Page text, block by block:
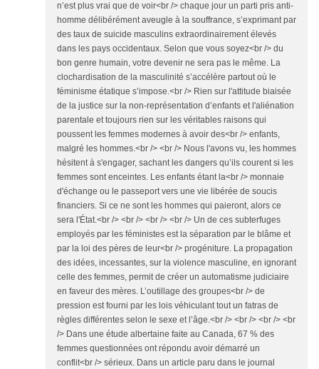
n’est plus vrai que de voir<br /> chaque jour un parti pris anti-
homme délibérément aveugle à la souffrance, s’exprimant par
des taux de suicide masculins extraordinairement élevés
dans les pays occidentaux. Selon que vous soyez<br /> du
bon genre humain, votre devenir ne sera pas le même. La
clochardisation de la masculinité s’accélère partout où le
féminisme étatique s’impose.<br /> Rien sur l'attitude biaisée
de la justice sur la non-représentation d’enfants et l'aliénation
parentale et toujours rien sur les véritables raisons qui
poussent les femmes modernes à avoir des<br /> enfants,
malgré les hommes.<br /> <br /> Nous l'avons vu, les hommes
hésitent à s'engager, sachant les dangers qu’ils courent si les
femmes sont enceintes. Les enfants étant la<br /> monnaie
d'échange ou le passeport vers une vie libérée de soucis
financiers. Si ce ne sont les hommes qui paieront, alors ce
sera l'État.<br /> <br /> <br /> <br /> Un de ces subterfuges
employés par les féministes est la séparation par le blâme et
par la loi des pères de leur<br /> progéniture. La propagation
des idées, incessantes, sur la violence masculine, en ignorant
celle des femmes, permit de créer un automatisme judiciaire
en faveur des mères. L’outillage des groupes<br /> de
pression est fourni par les lois véhiculant tout un fatras de
règles différentes selon le sexe et l’âge.<br /> <br /> <br /> <br
/> Dans une étude albertaine faite au Canada, 67 % des
femmes questionnées ont répondu avoir démarré un
conflit<br /> sérieux. Dans un article paru dans le journal